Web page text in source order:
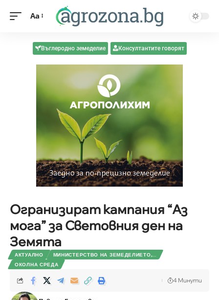
Aa
Въглеродно земеделие Консултантите говорят
Огранизират кампания “Аз
мога” за Световния ден на
Земята
АКТУАЛНО
МИНИСТЕРСТВО НА ЗЕМЕДЕЛИЕТО,...
ОКОЛНА СРЕДА
4 Минути